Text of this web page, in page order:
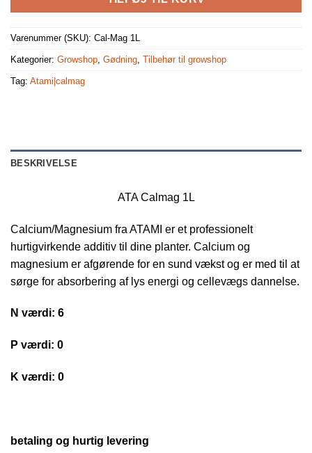
Varenummer (SKU): Cal-Mag 1L
Kategorier: Growshop Gødning Tilbehør til growshop
Tag: Atami|calmag
BESKRIVELSE
ATA Calmag 1L
Calcium/Magnesium fra ATAMI er et professionelt
hurtigvirkende additiv til dine planter. Calcium og
magnesium er afgørende for en sund vækst og er med til at
sørge for absorbering af lys energi og cellevægs dannelse.
N værdi: 6
P værdi: 0
K værdi: 0
betaling og hurtig levering